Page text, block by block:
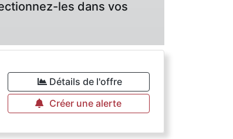
les dans vos
Détails de l'offre
Créer une alerte